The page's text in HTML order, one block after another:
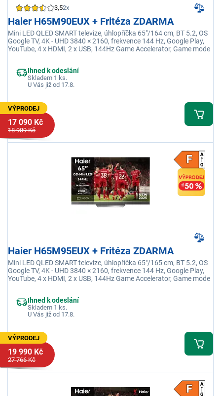
3,52x
Haier H65M90EUX + Fritéza ZDARMA
Mini LED QLED SMART televize, úhlopříčka 65"/164 cm, BT 5.2, OS
Google TV, 4K - UHD 3840 × 2160, frekvence 144 Hz, Google Play,
YouTube, 4 x HDMI, 2 x USB, 144Hz Game Accelerator, Game mode
Ihned k odeslání
Skladem 1 ks.
U Vás již od 17.8.
VÝPRODEJ
17 090 Kč
18 989 Kč
Haier H65M95EUX + Fritéza ZDARMA
Mini LED QLED SMART televize, úhlopříčka 65"/165 cm, BT 5.2, OS
Google TV, 4K - UHD 3840 × 2160, frekvence 144 Hz, Google Play,
YouTube, 4 x HDMI, 2 x USB, 144Hz Game Accelerator, Game mode
Ihned k odeslání
Skladem 1 ks.
U Vás již od 17.8.
VÝPRODEJ
19 990 Kč
27 766 Kč